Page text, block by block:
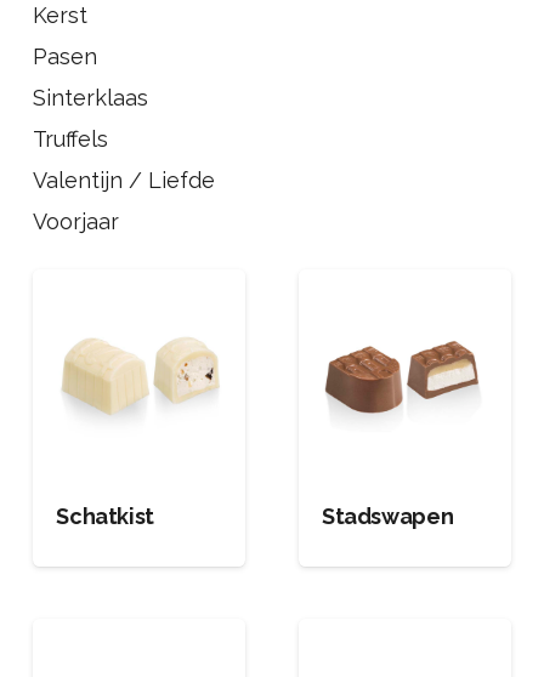
Kerst
Pasen
Sinterklaas
Truffels
Valentijn / Liefde
Voorjaar
Schatkist Stadswapen